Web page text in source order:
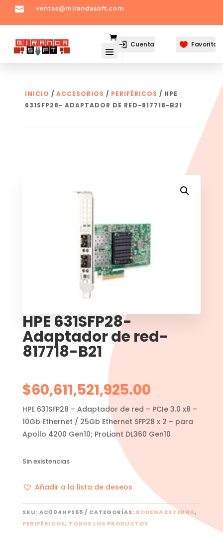
 ventas@mirandasoft.com
Cuenta  Favoritos
INICIO / ACCESORIOS / PERIFÉRICOS / HPE
631SFP28- ADAPTADOR DE RED-817718-B21
HPE 631SFP28-
Adaptador de red-
817718-B21
$60,611,521,925.00
HPE 631SFP28 – Adaptador de red – PCIe 3.0 x8 –
10Gb Ethernet / 25Gb Ethernet SFP28 x 2 – para
Apollo 4200 Gen10; ProLiant DL360 Gen10
Sin existencias
Añadir a la lista de deseos
SKU: AC004HPS65 CATEGORÍAS: BODEGA EXTERNA,
PERIFÉRICOS, TODOS LOS PRODUCTOS